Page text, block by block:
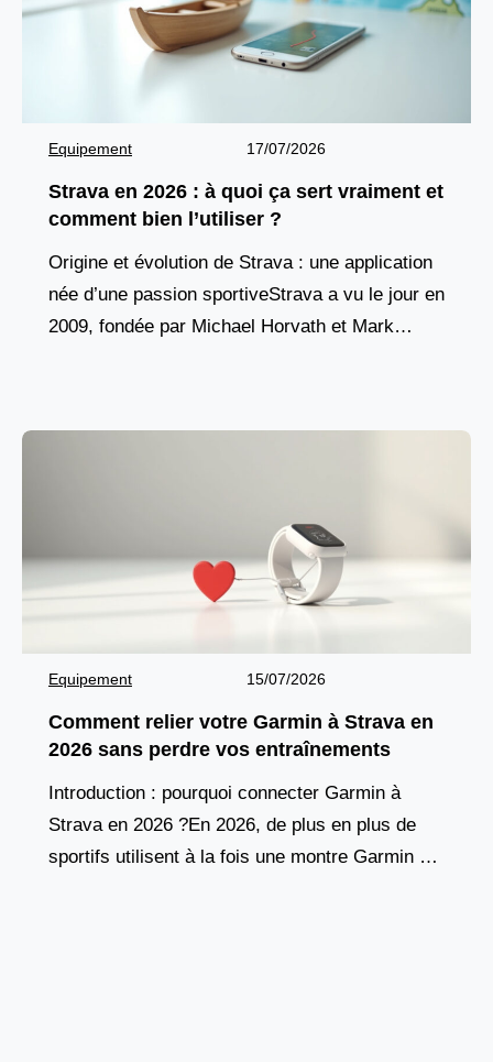
Equipement 17/07/2026
Strava en 2026 : à quoi ça sert vraiment et
comment bien l’utiliser ?
Origine et évolution de Strava : une application
née d’une passion sportiveStrava a vu le jour en
2009, fondée par Michael Horvath et Mark
Equipement 15/07/2026
Comment relier votre Garmin à Strava en
2026 sans perdre vos entraînements
Introduction : pourquoi connecter Garmin à
Strava en 2026 ?En 2026, de plus en plus de
sportifs utilisent à la fois une montre Garmin et